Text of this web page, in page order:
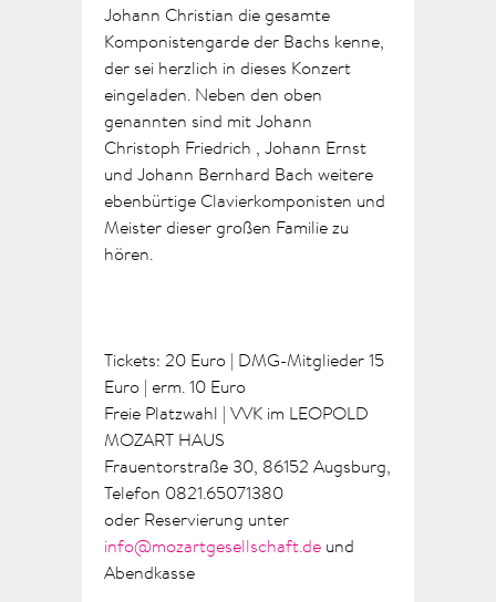
Johann Christian die gesamte
Komponistengarde der Bachs kenne,
der sei herzlich in dieses Konzert
eingeladen. Neben den oben
genannten sind mit Johann
Christoph Friedrich , Johann Ernst
und Johann Bernhard Bach weitere
ebenbürtige Clavierkomponisten und
Meister dieser großen Familie zu
hören.
Tickets: 20 Euro | DMG-Mitglieder 15
Euro | erm. 10 Euro
Freie Platzwahl | VVK im LEOPOLD
MOZART HAUS
Frauentorstraße 30, 86152 Augsburg,
Telefon 0821.65071380
oder Reservierung unter
info@mozartgesellschaft.de und
Abendkasse